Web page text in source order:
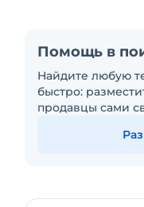
Помощь в
Найдите любую
быстро:
продавцы сами